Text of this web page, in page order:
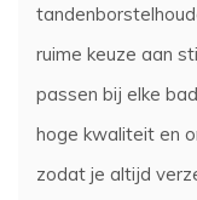
ruime keuze aan
passen bij elke
hoge kwaliteit en
zodat je altijd